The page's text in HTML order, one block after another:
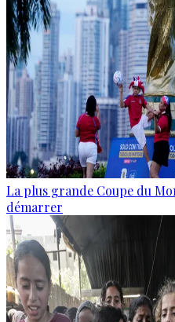
La plus grande Coupe du
démarrer